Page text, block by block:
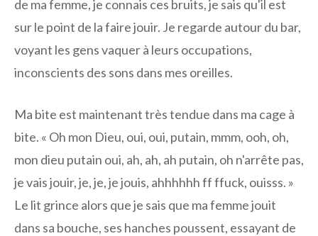
de ma femme, je connais ces bruits, je sais qu'il est
sur le point de la faire jouir. Je regarde autour du bar,
voyant les gens vaquer à leurs occupations,
inconscients des sons dans mes oreilles.
Ma bite est maintenant très tendue dans ma cage à
bite. « Oh mon Dieu, oui, oui, putain, mmm, ooh, oh,
mon dieu putain oui, ah, ah, ah putain, oh n'arrête pas,
je vais jouir, je, je, je jouis, ahhhhhh ff ffuck, ouisss. »
Le lit grince alors que je sais que ma femme jouit
dans sa bouche, ses hanches poussent, essayant de